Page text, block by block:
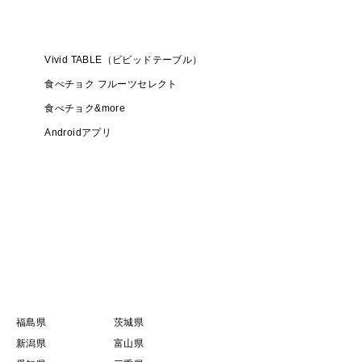
Vivid TABLE（ビビッドテーブル）
食べチョク フルーツセレクト
食べチョク&more
Androidアプリ
福島県
茨城県
新潟県
富山県